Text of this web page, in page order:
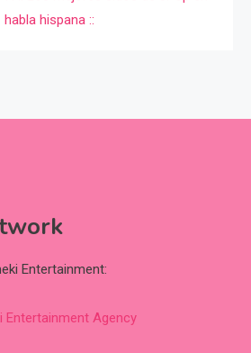
Entertainment:
Entertainment Agency